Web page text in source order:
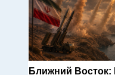
Ближний Восток: